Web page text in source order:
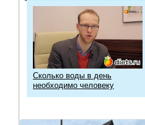
Сколько воды в день
необходимо человеку